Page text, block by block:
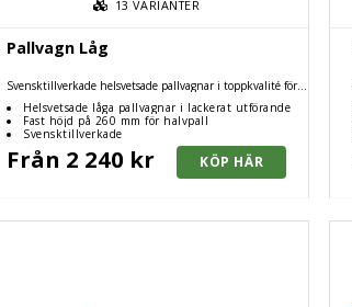
13VARIANTER
Pallvagn Låg
Svensktillverkade helsvetsade pallvagnar i toppkvalité för
Helsvetsade låga pallvagnar i lackerat utförande
Fast höjd på 260 mm för halvpall
Svensktillverkade
Från 2 240 kr